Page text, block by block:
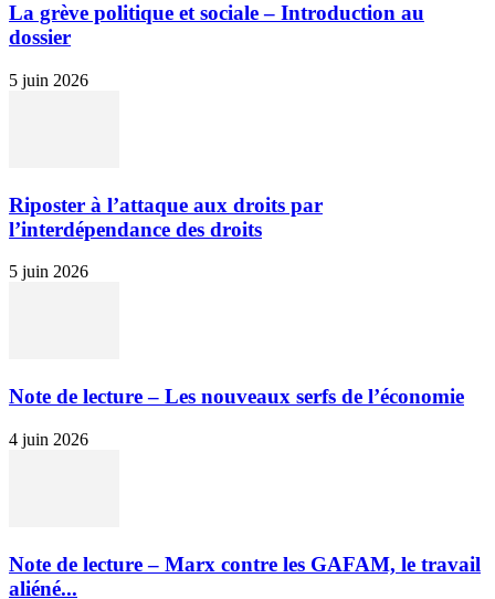
La grève politique et sociale – Introduction au
dossier
5 juin 2026
Riposter à l’attaque aux droits par
l’interdépendance des droits
5 juin 2026
Note de lecture – Les nouveaux serfs de l’économie
4 juin 2026
Note de lecture – Marx contre les GAFAM, le travail
aliéné...